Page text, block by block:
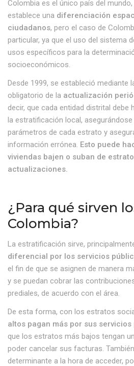
Colombia es el único país del
establece una diferenciación
ciudadanos, pero el caso de
particular, ya que el uso del sistema
usos específicos para la
socioeconómicos.
Desde 1999, se estableció mediante
obligatorio de la actualización
decir, que cada entidad distrital debe
la estratificación local,
parámetros de cada estrato y
información errónea. Esto puede
viviendas bajen o suban de
actualizaciones.
¿Para qué sirven
Colombia?
La estratificación sirve,
diferencial por los servicios
el fin de que se asignen de manera
y se puedan cobrar las
prediales, de acuerdo con el área.
De esta forma, con los estratos
altos pagan más por sus
que los estratos más bajos tengan
poder cancelar sus facturas.
determinante a la hora de acceder,